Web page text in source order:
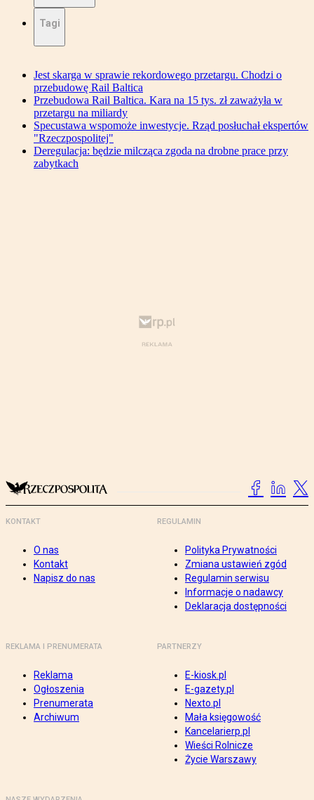
Tagi
Jest skarga w sprawie rekordowego przetargu. Chodzi o
przebudowę Rail Baltica
Przebudowa Rail Baltica. Kara na 15 tys. zł zaważyła w
przetargu na miliardy
Specustawa wspomoże inwestycje. Rząd posłuchał ekspertów
"Rzeczpospolitej"
Deregulacja: będzie milcząca zgoda na drobne prace przy
zabytkach
KONTAKT
O nas
Kontakt
Napisz do nas
REGULAMIN
Polityka Prywatności
Zmiana ustawień zgód
Regulamin serwisu
Informacje o nadawcy
Deklaracja dostępności
REKLAMA I PRENUMERATA
Reklama
Ogłoszenia
Prenumerata
Archiwum
PARTNERZY
E-kiosk.pl
E-gazety.pl
Nexto.pl
Mała księgowość
Kancelarierp.pl
Wieści Rolnicze
Życie Warszawy